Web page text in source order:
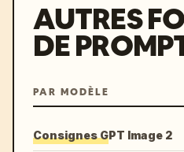
AUTRES
DE
PAR MODÈLE
Consignes GPT Image 2